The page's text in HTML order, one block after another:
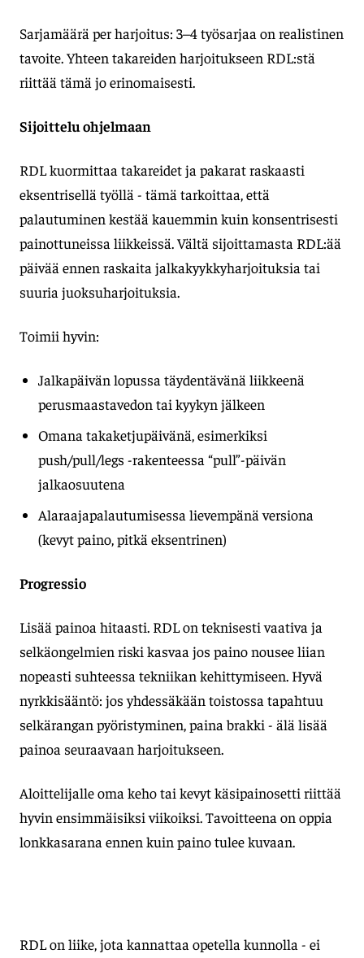
Sarjamäärä per harjoitus: 3–4 työsarjaa on realistinen
tavoite. Yhteen takareiden harjoitukseen RDL:stä
riittää tämä jo erinomaisesti.
Sijoittelu ohjelmaan
RDL kuormittaa takareidet ja pakarat raskaasti
eksentrisellä työllä - tämä tarkoittaa, että
palautuminen kestää kauemmin kuin konsentrisesti
painottuneissa liikkeissä. Vältä sijoittamasta RDL:ää
päivää ennen raskaita jalkakyykkyharjoituksia tai
suuria juoksuharjoituksia.
Toimii hyvin:
Jalkapäivän lopussa täydentävänä liikkeenä
perusmaastavedon tai kyykyn jälkeen
Omana takaketjupäivänä, esimerkiksi
push/pull/legs -rakenteessa “pull”-päivän
jalkaosuutena
Alaraajapalautumisessa lievempänä versiona
(kevyt paino, pitkä eksentrinen)
Progressio
Lisää painoa hitaasti. RDL on teknisesti vaativa ja
selkäongelmien riski kasvaa jos paino nousee liian
nopeasti suhteessa tekniikan kehittymiseen. Hyvä
nyrkkisääntö: jos yhdessäkään toistossa tapahtuu
selkärangan pyöristyminen, paina brakki - älä lisää
painoa seuraavaan harjoitukseen.
Aloittelijalle oma keho tai kevyt käsipainosetti riittää
hyvin ensimmäisiksi viikoiksi. Tavoitteena on oppia
lonkkasarana ennen kuin paino tulee kuvaan.
RDL on liike, jota kannattaa opetella kunnolla - ei